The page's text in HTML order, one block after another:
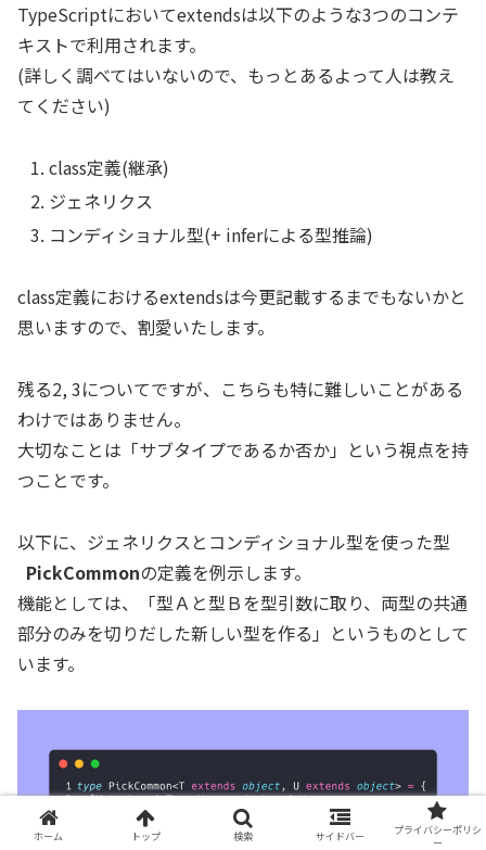
TypeScriptにおいてextendsは以下のような3つのコンテ
キストで利用されます。
(詳しく調べてはいないので、もっとあるよって人は教え
てください)
class定義(継承)
ジェネリクス
コンディショナル型(+ inferによる型推論)
class定義におけるextendsは今更記載するまでもないかと
思いますので、割愛いたします。
残る2, 3についてですが、こちらも特に難しいことがある
わけではありません。
大切なことは「サブタイプであるか否か」という視点を持
つことです。
以下に、ジェネリクスとコンディショナル型を使った型
PickCommonの定義を例示します。
機能としては、「型Ａと型Ｂを型引数に取り、両型の共通
部分のみを切りだした新しい型を作る」というものとして
います。
ホーム トップ 検索 サイドバー
プライバシーポリシ
ー